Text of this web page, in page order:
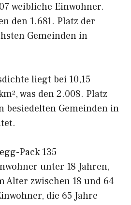
weibliche Einwohner.
den 1.681. Platz der
Gemeinden in
liegt bei 10,15
was den 2.008. Platz
besiedelten Gemeinden in
Pack 135
unter 18 Jahren,
Alter zwischen 18 und 64
die 65 Jahre